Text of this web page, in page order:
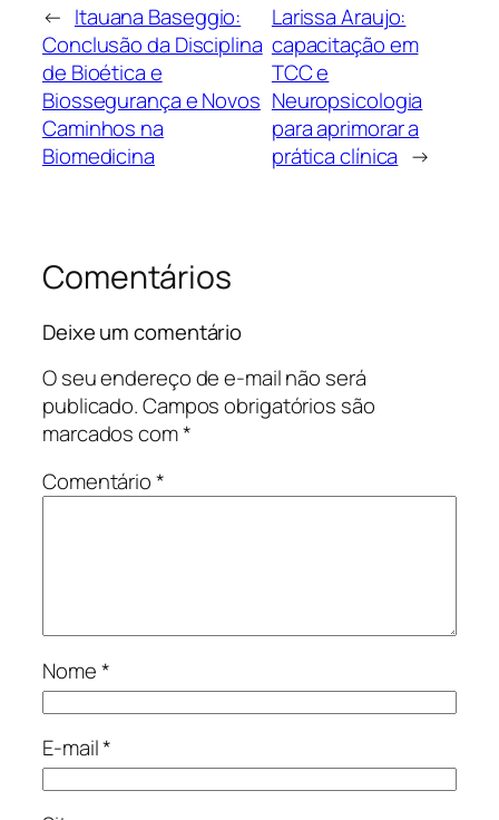
← Itauana Baseggio:
Conclusão da Disciplina
de Bioética e
Biossegurança e Novos
Caminhos na
Biomedicina
Larissa Araujo:
capacitação em
TCC e
Neuropsicologia
para aprimorar a
prática clínica →
Comentários
Deixe um comentário
O seu endereço de e-mail não será
publicado.Campos obrigatórios são
marcados com*
Comentário*
Nome*
E-mail*